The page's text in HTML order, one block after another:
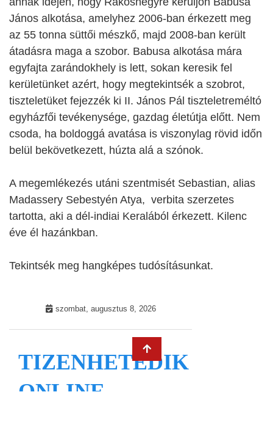
János alkotása, amelyhez 2006-ban érkezett meg
az 55 tonna süttői mészkő, majd 2008-ban került
átadásra maga a szobor. Babusa alkotása mára
egyfajta zarándokhely is lett, sokan keresik fel
kerületünket azért, hogy megtekintsék a szobrot,
tiszteletüket fejezzék ki II. János Pál tiszteletreméltó
egyházfői tevékenysége, gazdag életútja előtt. Nem
csoda, ha boldoggá avatása is viszonylag rövid időn
belül bekövetkezett, húzta alá a szónok.
A megemlékezés utáni szentmisét Sebastian, alias
Madassery Sebestyén Atya, verbita szerzetes
tartotta, aki a dél-indiai Keralából érkezett. Kilenc
éve él hazánkban.
Tekintsék meg hangképes tudósításunkat.